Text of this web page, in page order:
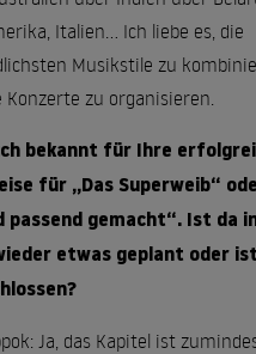
Italien… Ich liebe es, die
Musikstile zu
zu organisieren.
bekannt für Ihre
für „Das Superweib“
passend gemacht“. Ist da
etwas geplant oder
Ja, das Kapitel ist